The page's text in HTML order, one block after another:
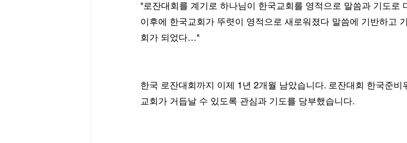
"로잔대회를 계기로 하나님이 한국교회를 영적으로 말씀과 기도로
이후에 한국교회가 뚜렷이 영적으로 새로워졌다 말씀에 기반하고
회가 되었다…"
한국 로잔대회까지 이제 1년 2개월 남았습니다. 로잔대회 한국준비
교회가 거듭날 수 있도록 관심과 기도를 당부했습니다.